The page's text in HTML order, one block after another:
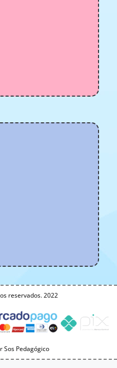
reservados. 2022
Sos Pedagógico